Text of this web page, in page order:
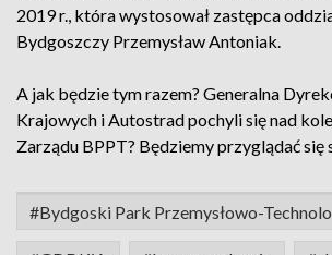
2019 r., która wystosował zastępca
Bydgoszczy Przemysław Antoniak.
A jak będzie tym razem? Generalna
Krajowych i Autostrad pochyli się nad
Zarządu BPPT? Będziemy przyglądać się
#Bydgoski Park Przemysłowo-